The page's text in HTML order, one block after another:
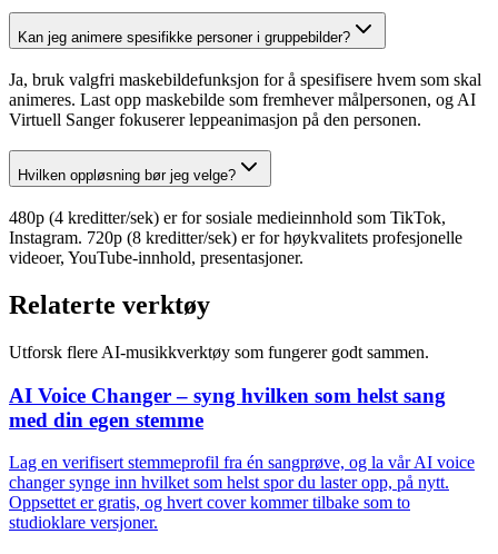
Kan jeg animere spesifikke personer i gruppebilder?
Ja, bruk valgfri maskebildefunksjon for å spesifisere hvem som skal
animeres. Last opp maskebilde som fremhever målpersonen, og AI
Virtuell Sanger fokuserer leppeanimasjon på den personen.
Hvilken oppløsning bør jeg velge?
480p (4 kreditter/sek) er for sosiale medieinnhold som TikTok,
Instagram. 720p (8 kreditter/sek) er for høykvalitets profesjonelle
videoer, YouTube-innhold, presentasjoner.
Relaterte verktøy
Utforsk flere AI-musikkverktøy som fungerer godt sammen.
AI Voice Changer – syng hvilken som helst sang
med din egen stemme
Lag en verifisert stemmeprofil fra én sangprøve, og la vår AI voice
changer synge inn hvilket som helst spor du laster opp, på nytt.
Oppsettet er gratis, og hvert cover kommer tilbake som to
studioklare versjoner.